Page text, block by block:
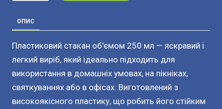
ОПИС
Пластиковий стакан об'ємом 250 мл — яскравий і
легкий виріб, який ідеально підходить для
використання в домашніх умовах, на пікніках,
святкуваннях або в офісах. Виготовлений з
високоякісного пластику, що робить його стійким